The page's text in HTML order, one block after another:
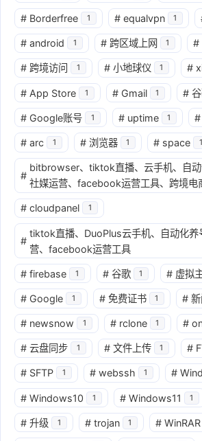
# Borderfree 1 # equalvpn 1
# android 1 # 跨区域上网 1 #
# 跨境访问 1 # 小地球仪 1 #
# App Store 1 # Gmail 1 #
# Google账号 1 # uptime 1 #
# arc 1 # 浏览器 1 # space 1
#
bitbrowser、tiktok直播、云手机、自
社媒运营、facebook运营工具、跨境电
# cloudpanel 1
#
tiktok直播、DuoPlus云手机、自动化养
营、facebook运营工具
# firebase 1 # 谷歌 1 # 虚拟
# Google 1 # 免费证书 1 # 新
# newsnow 1 # rclone 1 #
# 云盘同步 1 # 文件上传 1 #
# SFTP 1 # webssh 1 #
# Windows10 1 # Windows11 1
# 升级 1 # trojan 1 # WinRAR